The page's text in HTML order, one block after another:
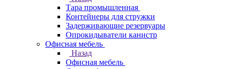
Тара промышленная
Контейнеры для стружки
Задерживающие резервуары
Опрокидыватели канистр
Офисная мебель
Назад
Офисная мебель